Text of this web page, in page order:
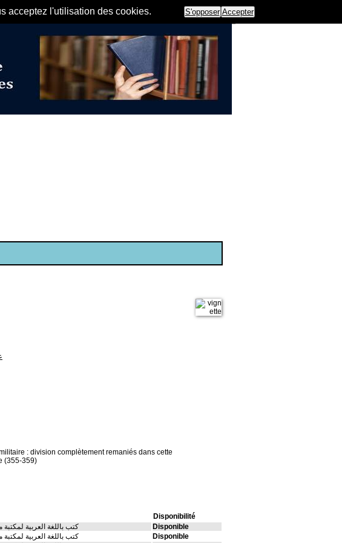
acceptez l'utilisation des cookies. S'opposer Accepter
: division complètement remaniés dans cette
(355-359)
Disponibilité
كتب باللغة العربية
Disponible
كتب باللغة العربية
Disponible